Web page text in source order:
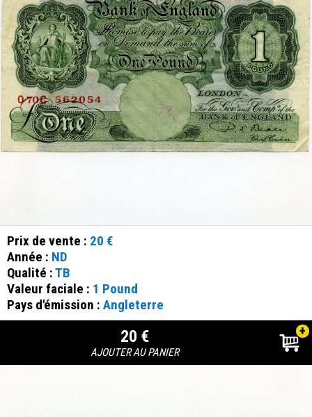
Prix de vente : 20 €
Année : ND
Qualité :TB
Valeur faciale : 1 Pound
Pays d'émission : Angleterre
20 €
AJOUTER AU PANIER
+